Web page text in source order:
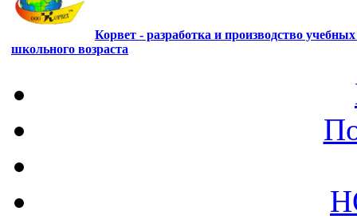
Корвет - разработка и производство
школьного возраста